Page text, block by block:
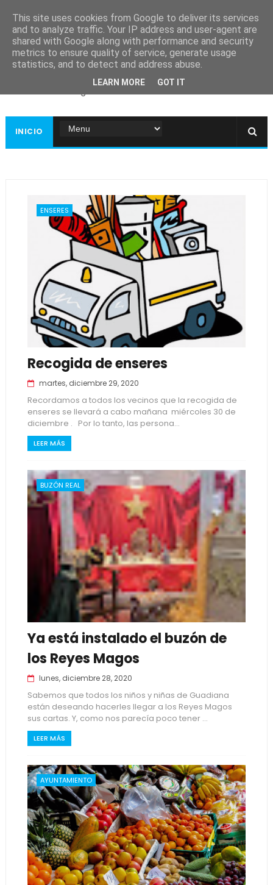
Ayuntamiento de
Guadiana
INICIO
ENSERES
Recogida de enseres
martes, diciembre 29, 2020
Recordamos a todos los vecinos que la recogida de
enseres se llevará a cabo mañana miércoles 30 de
diciembre . Por lo tanto, las persona...
LEER MÁS
BUZÓN REAL
Ya está instalado el buzón de
los Reyes Magos
lunes, diciembre 28, 2020
Sabemos que todos los niños y niñas de Guadiana
están deseando hacerles llegar a los Reyes Magos
sus cartas. Y, como nos parecía poco tener ...
LEER MÁS
AYUNTAMIENTO
This site uses cookies from Google to deliver its services
and to analyze traffic. Your IP address and user-agent are
shared with Google along with performance and security
metrics to ensure quality of service, generate usage
statistics, and to detect and address abuse.
LEARN MORE GOT IT